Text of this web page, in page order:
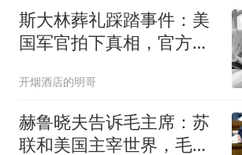
斯大林葬礼踩踏事件：美
国军官拍下真相，官方为
开烟酒店的明哥
赫鲁晓夫告诉毛主席：苏
联和美国主宰世界，毛主